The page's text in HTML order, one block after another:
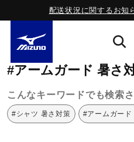
配送状況に関するお知
ライフスタイルウ
ミズノ公式オンライン
#アームガード 暑さ
こんなキーワードでも検索
#シャツ 暑さ対策 #アームガード